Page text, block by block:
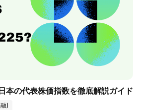
本の代表株価指数を徹底解説ガイド
)